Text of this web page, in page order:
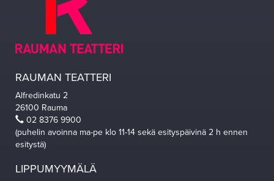
RAUMAN TEATTERI
Alfredinkatu 2
26100 Rauma
02 8376 9900
(puhelin avoinna ma-pe klo 11-14 sekä esityspäivinä 2 h ennen
esitystä)
LIPPUMYYMÄLÄ